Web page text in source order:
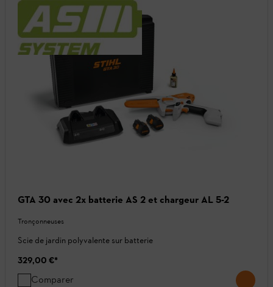
GTA 30 avec 2x batterie AS 2 et chargeur AL 5-2
Tronçonneuses
Scie de jardin polyvalente sur batterie
329,00 €*
Comparer